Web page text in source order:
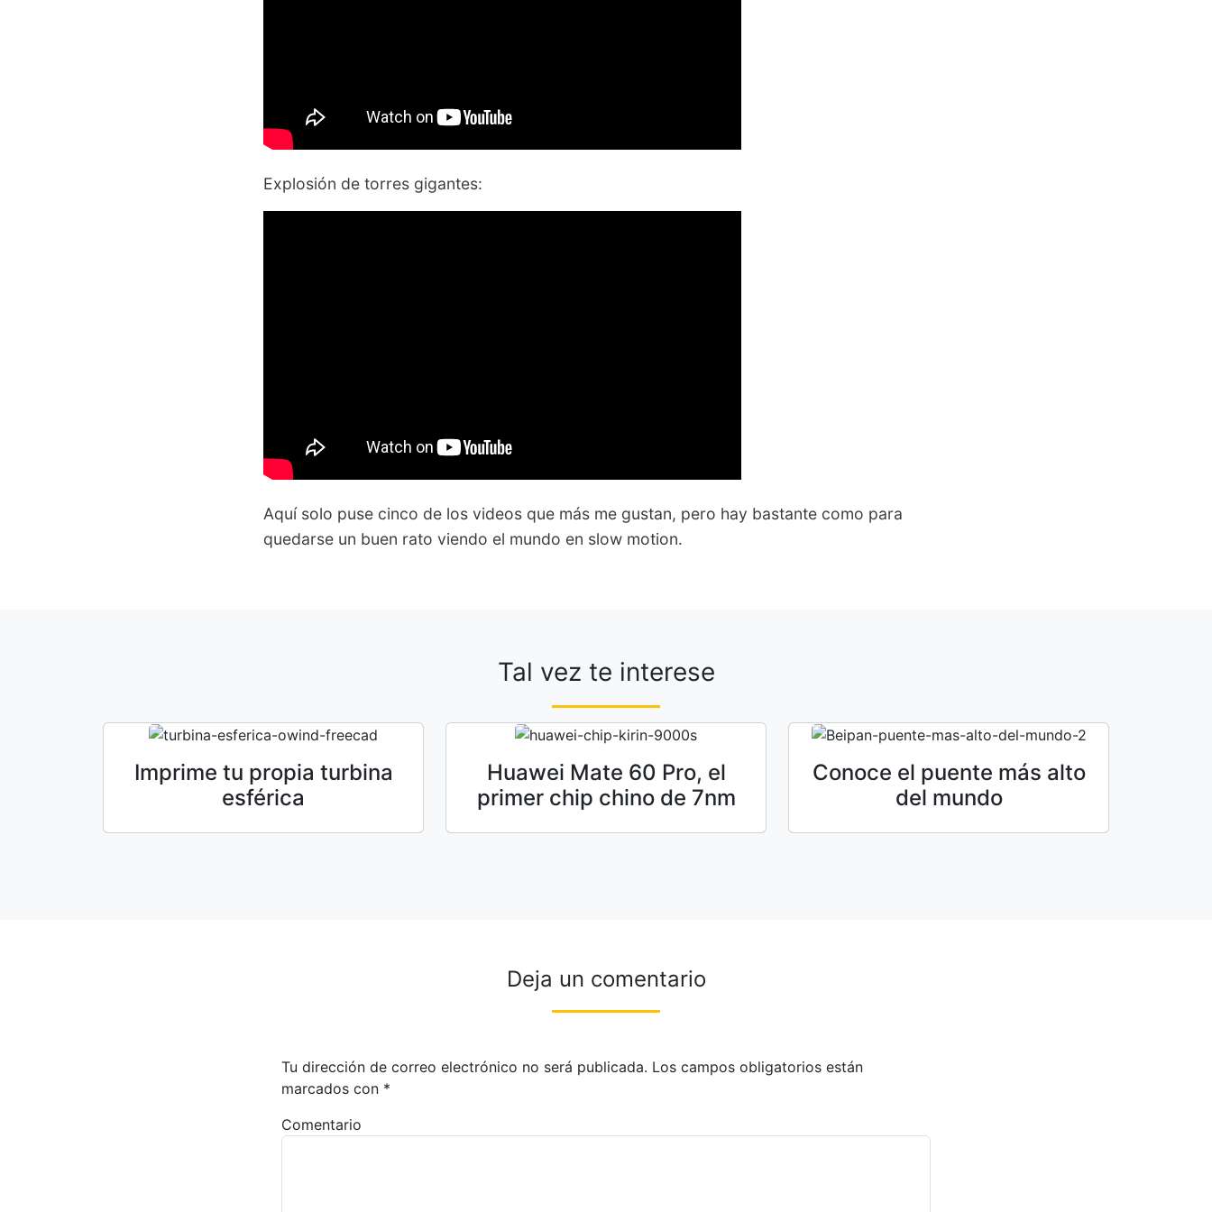
Explosión de torres gigantes:
Aquí solo puse cinco de los videos que más me gustan, pero hay bastante como para
quedarse un buen rato viendo el mundo en slow motion.
Tal vez te interese
Imprime tu propia turbina
esférica
Huawei Mate 60 Pro, el
primer chip chino de 7nm
Conoce el puente más alto
del mundo
Deja un comentario
Tu dirección de correo electrónico no será publicada. Los campos obligatorios están
marcados con *
Comentario